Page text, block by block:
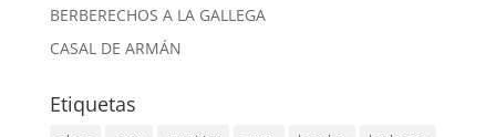
BERBERECHOS A LA GALLEGA
CASAL DE ARMÁN
Etiquetas